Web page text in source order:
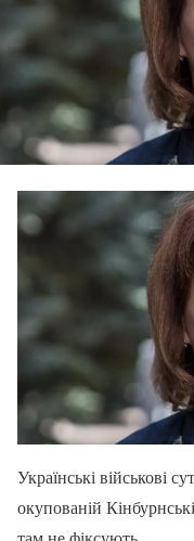
Українські військові
окупованій